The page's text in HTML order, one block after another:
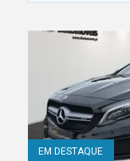
EM DESTAQUE